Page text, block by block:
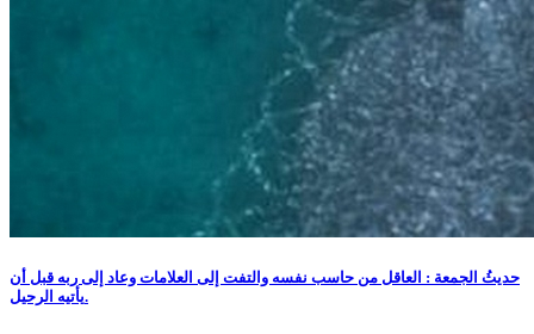
حديثُ الجمعة : العاقل من حاسب نفسه والتفت إلى العلامات وعاد إلى ربه قبل أن
يأتيه الرحيل.